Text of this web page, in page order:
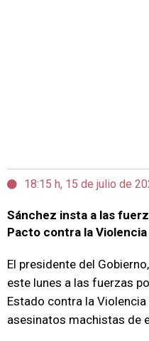
18:15 h, 15 de julio de
Sánchez insta a las
Pacto contra la
El presidente del
este lunes a las fuerzas
Estado contra la
asesinatos machistas de